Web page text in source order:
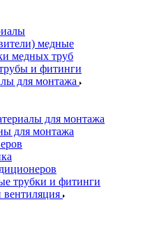
медные
медных труб
и фитинги
для монтажа
для монтажа
для монтажа
трубки и фитинги